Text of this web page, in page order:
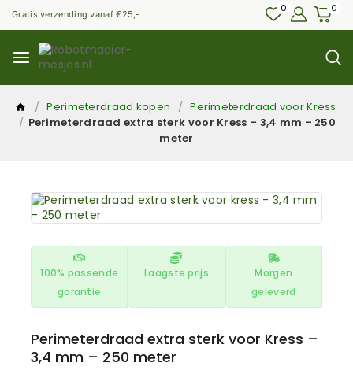
Gratis verzending vanaf €25,- 0 0
/ Perimeterdraad kopen / Perimeterdraad voor Kress
/ Perimeterdraad extra sterk voor Kress – 3,4 mm – 250
meter
100% passende
garantie
Laagste prijs
Morgen
geleverd
Perimeterdraad extra sterk voor Kress –
3,4 mm – 250 meter